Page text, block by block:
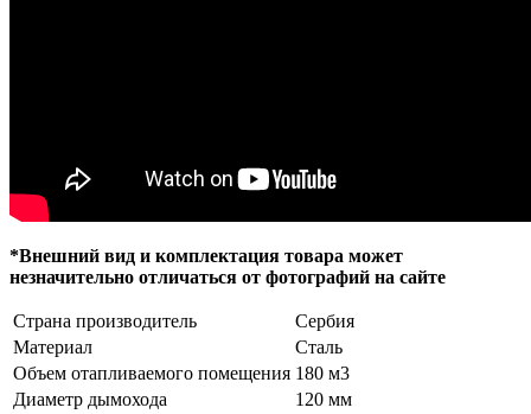
*Внешний вид и комплектация товара может
незначительно отличаться от фотографий на сайте
Страна производитель
Сербия
Материал
Сталь
Объем отапливаемого помещения 180 м3
Диаметр дымохода
120 мм